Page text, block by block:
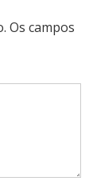
Os campos